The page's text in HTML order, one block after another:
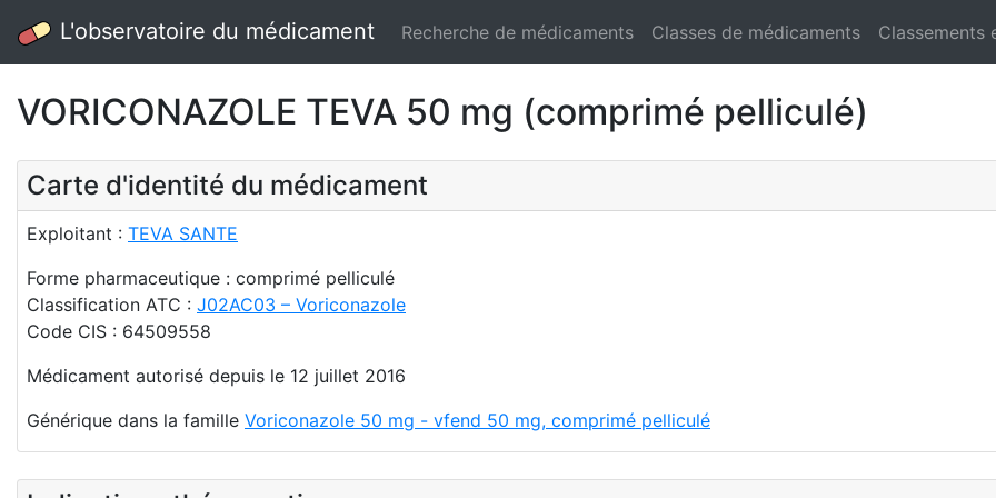
L'observatoire du médicament Recherche de médicaments Classes de médicaments Classements
VORICONAZOLE TEVA 50 mg (comprimé pelliculé)
Carte d'identité du médicament
Exploitant : TEVA SANTE
Forme pharmaceutique : comprimé pelliculé
Classification ATC : J02AC03 – Voriconazole
Code CIS : 64509558
Médicament autorisé depuis le 12 juillet 2016
Générique dans la famille Voriconazole 50 mg - vfend 50 mg, comprimé pelliculé